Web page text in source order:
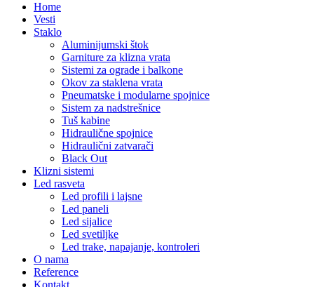
Home
Vesti
Staklo
Aluminijumski štok
Garniture za klizna vrata
Sistemi za ograde i balkone
Okov za staklena vrata
Pneumatske i modularne spojnice
Sistem za nadstrešnice
Tuš kabine
Hidraulične spojnice
Hidraulični zatvarači
Black Out
Klizni sistemi
Led rasveta
Led profili i lajsne
Led paneli
Led sijalice
Led svetiljke
Led trake, napajanje, kontroleri
O nama
Reference
Kontakt